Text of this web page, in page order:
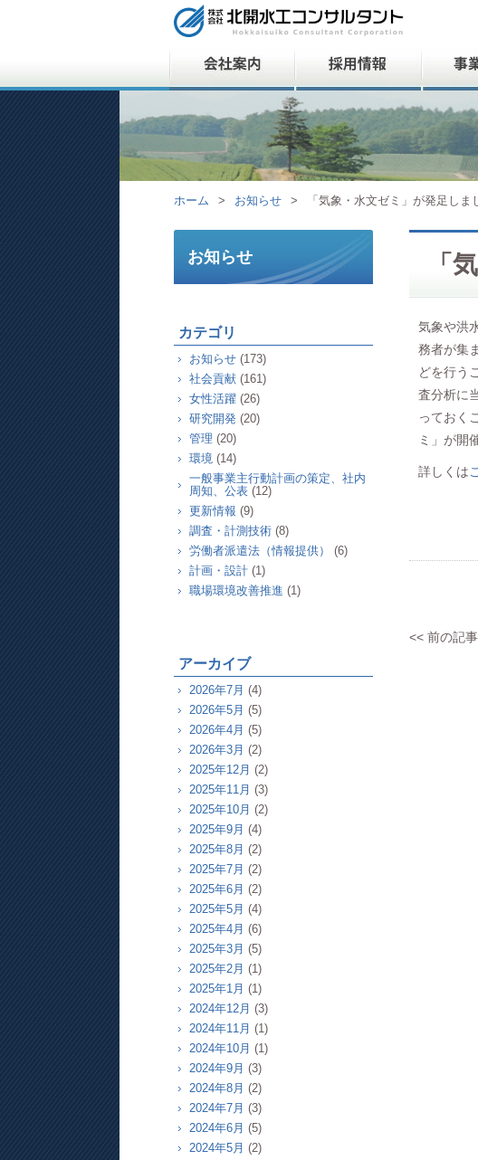
ホーム > お知らせ > 「気象・水文ゼミ」が発足しま
「
気象や洪
務者が集
どを行う
査分析に
っておく
ミ」が開
詳しくは
<< 前の記事
お知らせ
カテゴリ
お知らせ (173)
社会貢献 (161)
女性活躍 (26)
研究開発 (20)
管理 (20)
環境 (14)
一般事業主行動計画の策定、社内
周知、公表 (12)
更新情報 (9)
調査・計測技術 (8)
労働者派遣法（情報提供）
(6)
計画・設計 (1)
職場環境改善推進 (1)
アーカイブ
2026年7月 (4)
2026年5月 (5)
2026年4月 (5)
2026年3月 (2)
2025年12月 (2)
2025年11月 (3)
2025年10月 (2)
2025年9月 (4)
2025年8月 (2)
2025年7月 (2)
2025年6月 (2)
2025年5月 (4)
2025年4月 (6)
2025年3月 (5)
2025年2月 (1)
2025年1月 (1)
2024年12月 (3)
2024年11月 (1)
2024年10月 (1)
2024年9月 (3)
2024年8月 (2)
2024年7月 (3)
2024年6月 (5)
2024年5月 (2)